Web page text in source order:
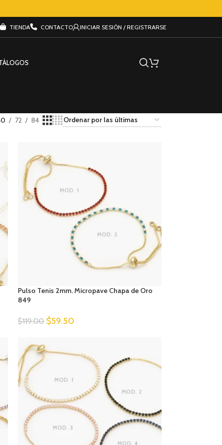
TIENDA CONTACTO INICIAR SESIÓN / REGISTRARSE
72 84
Pulso Tenis 2mm. Micropave Chapa de Oro
849
$119.00 $59.50